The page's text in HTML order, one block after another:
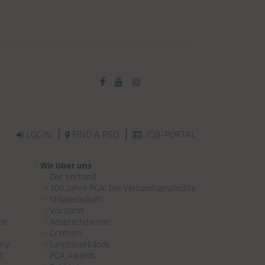
LOGIN FIND A PRO JOB-PORTAL
Wir über uns
Der Verband
100 Jahre PGA: Die Verbandsgeschichte
Mitgliedschaft
Vorstand
Ansprechpartner
Gremien
Landesverbände
PGA Awards